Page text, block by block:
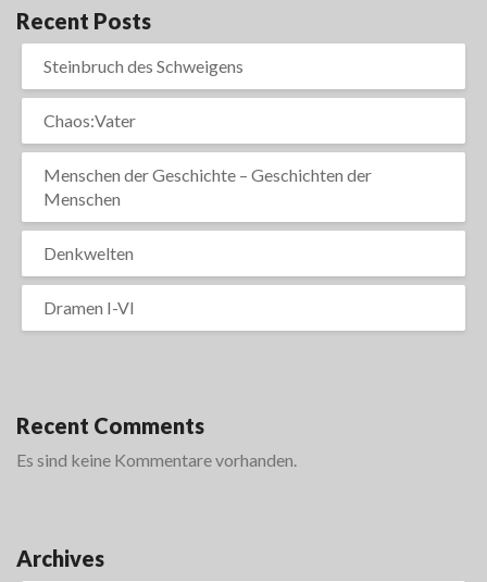
Recent Posts
Steinbruch des Schweigens
Chaos:Vater
Menschen der Geschichte – Geschichten der
Menschen
Denkwelten
Dramen I-VI
Recent Comments
Es sind keine Kommentare vorhanden.
Archives